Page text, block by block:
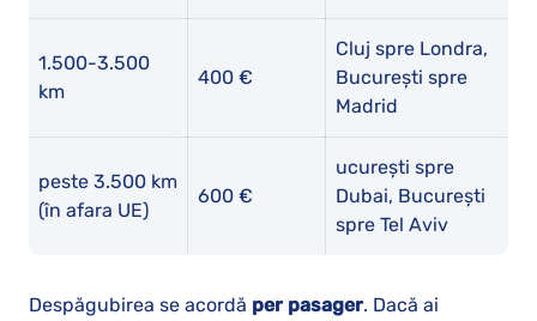
1.500-3.500
km
400 €
Cluj spre Londra,
București spre
Madrid
peste 3.500 km
(în afara UE)
600 €
ucurești spre
Dubai, București
spre Tel Aviv
Despăgubirea se acordă per pasager. Dacă ai